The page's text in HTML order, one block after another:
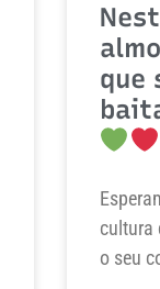
que
cultura
o seu